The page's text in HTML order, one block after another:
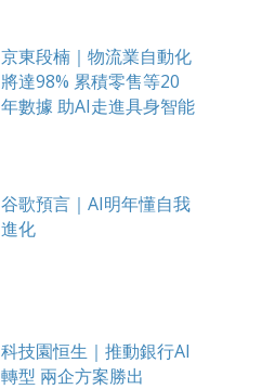
京東段楠｜物流業自動化
將達98% 累積零售等20
年數據 助AI走進具身智能
谷歌預言｜AI明年懂自我
進化
科技園恒生｜推動銀行AI
轉型 兩企方案勝出